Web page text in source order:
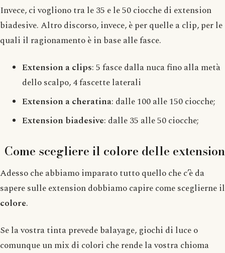
Invece, ci vogliono tra le 35 e le 50 ciocche di extension
biadesive. Altro discorso, invece, è per quelle a clip, per le
quali il ragionamento è in base alle fasce.
Extension a clips: 5 fasce dalla nuca fino alla metà
dello scalpo, 4 fascette laterali
Extension a cheratina: dalle 100 alle 150 ciocche;
Extension biadesive: dalle 35 alle 50 ciocche;
Come scegliere il colore delle extension
Adesso che abbiamo imparato tutto quello che c’è da
sapere sulle extension dobbiamo capire come sceglierne il
colore.
Se la vostra tinta prevede balayage, giochi di luce o
comunque un mix di colori che rende la vostra chioma